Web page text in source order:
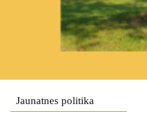
Jaunatnes politika